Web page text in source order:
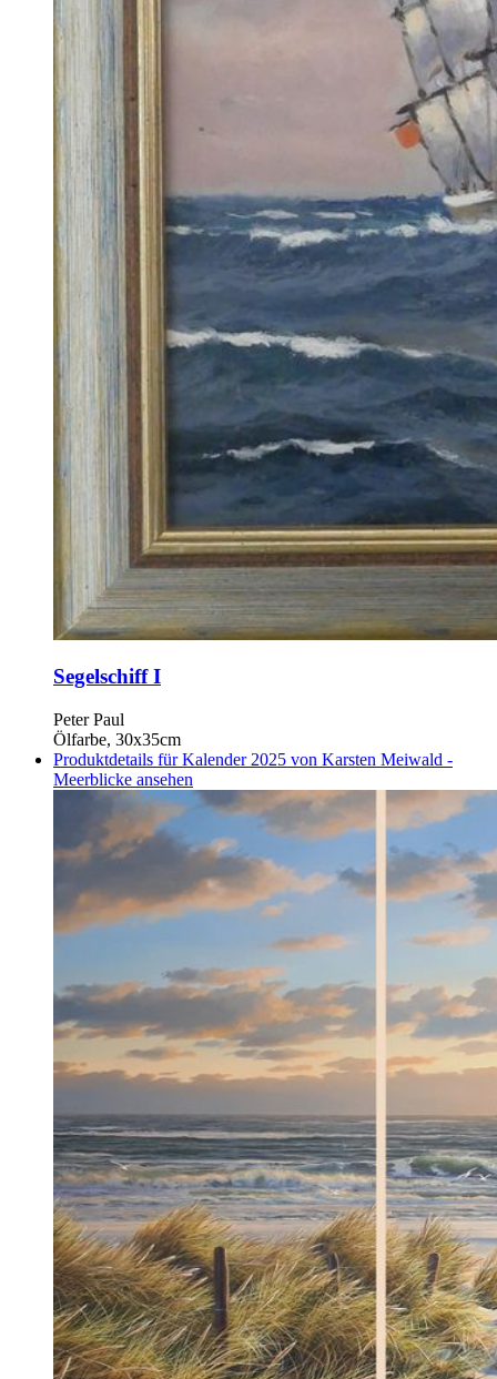
Segelschiff I
Peter Paul
Ölfarbe, 30x35cm
Produktdetails für Kalender 2025 von Karsten Meiwald -
Meerblicke ansehen